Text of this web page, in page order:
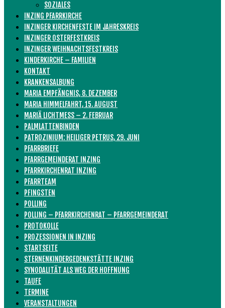
SOZIALES
INZING PFARRKIRCHE
INZINGER KIRCHENFESTE IM JAHRESKREIS
INZINGER OSTERFESTKREIS
INZINGER WEIHNACHTSFESTKREIS
KINDERKIRCHE – FAMILIEN
KONTAKT
KRANKENSALBUNG
MARIA EMPFÄNGNIS, 8. DEZEMBER
MARIA HIMMELFAHRT, 15. AUGUST
MARIÄ LICHTMESS – 2. FEBRUAR
PALMLATTENBINDEN
PATROZINIUM: HEILIGER PETRUS, 29. JUNI
PFARRBRIEFE
PFARRGEMEINDERAT INZING
PFARRKIRCHENRAT INZING
PFARRTEAM
PFINGSTEN
POLLING
POLLING – PFARRKIRCHENRAT – PFARRGEMEINDERAT
PROTOKOLLE
PROZESSIONEN IN INZING
STARTSEITE
STERNENKINDERGEDENKSTÄTTE INZING
SYNODALITÄT ALS WEG DER HOFFNUNG
TAUFE
TERMINE
VERANSTALTUNGEN